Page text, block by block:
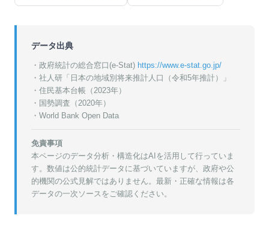
データ出典
・政府統計の総合窓口(e-Stat) https://www.e-stat.go.jp/
・ 社人研「日本の地域別将来推計人口（令和5年推計）」
・ 住民基本台帳（2023年）
・ 国勢調査（2020年）
・World Bank Open Data
免責事項
本ページのデータ分析・構造化はAIを活用して行っていま
す。数値は公的統計データに基づいていますが、政府や公
的機関の公式見解ではありません。最新・正確な情報は各
データの一次ソースをご確認ください。